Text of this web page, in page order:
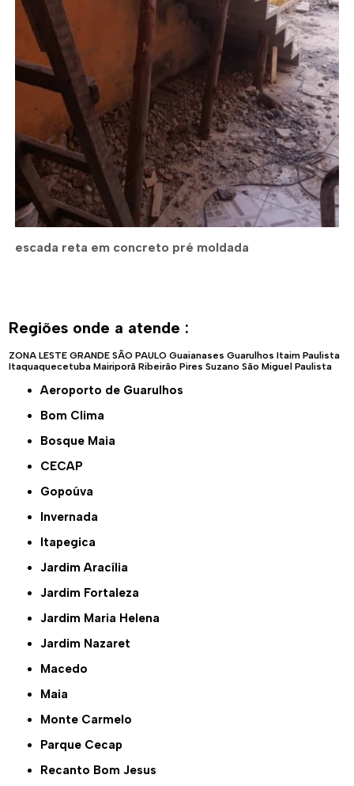
escada reta em concreto pré moldada
Regiões onde a atende :
ZONA LESTE GRANDE SÃO PAULO Guaianases Guarulhos Itaim Paulista
Itaquaquecetuba Mairiporã Ribeirão Pires Suzano São Miguel Paulista
Aeroporto de Guarulhos
Bom Clima
Bosque Maia
CECAP
Gopoúva
Invernada
Itapegica
Jardim Aracília
Jardim Fortaleza
Jardim Maria Helena
Jardim Nazaret
Macedo
Maia
Monte Carmelo
Parque Cecap
Recanto Bom Jesus